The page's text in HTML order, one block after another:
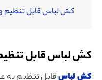
کش لباس قابل تنظیم
کش لباس قابل